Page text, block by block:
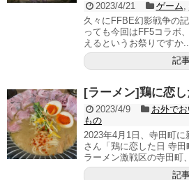
2023/4/21 ゲーム,
久々にFFBE幻影戦争の
っても今回はFF5コラボ
えるというお祭りですか
記
[ラーメン]鶏に恋
2023/4/9 お外で
もの
2023年4月1日、寺田町
さん「鶏に恋した日 寺田
ラーメン激戦区の寺田町
記